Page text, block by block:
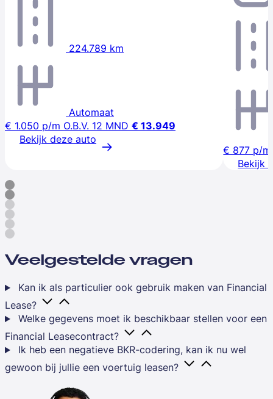
224.789 km
Automaat
€ 1.050 p/m O.B.V. 12 MND € 13.949
Bekijk deze auto
€ 877 p/m
Bekijk
Veelgestelde vragen
Kan ik als particulier ook gebruik maken van Financial
Lease?
Welke gegevens moet ik beschikbaar stellen voor een
Financial Leasecontract?
Ik heb een negatieve BKR-codering, kan ik nu wel
gewoon bij jullie een voertuig leasen?